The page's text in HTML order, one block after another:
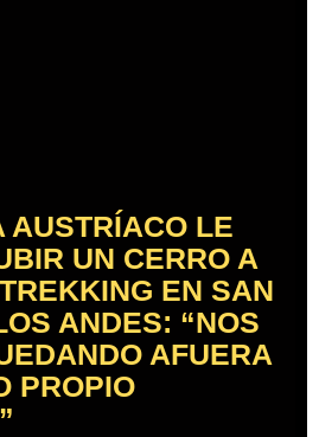
AUSTRÍACO LE
UN CERRO A
EN SAN
ANDES: “NOS
AFUERA
PROPIO